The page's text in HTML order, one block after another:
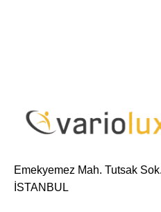
Emekyemez Mah. Tutsak
İSTANBUL